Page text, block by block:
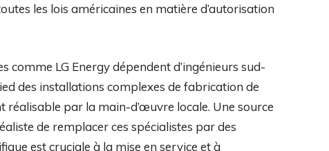
les lois américaines en matière d’autorisation
comme LG Energy dépendent d’ingénieurs sud-
des installations complexes de fabrication de
par la main-d’œuvre locale. Une source
de remplacer ces spécialistes par des
est cruciale à la mise en service et à